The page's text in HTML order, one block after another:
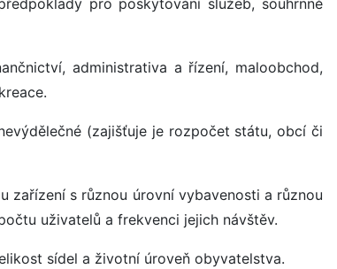
pro poskytování služeb, souhrnně
administrativa a řízení, maloobchod,
(zajišťuje je rozpočet státu, obcí či
zařízení s různou úrovní vybavenosti a různou
uživatelů a frekvenci jejich návštěv.
sídel a životní úroveň obyvatelstva.